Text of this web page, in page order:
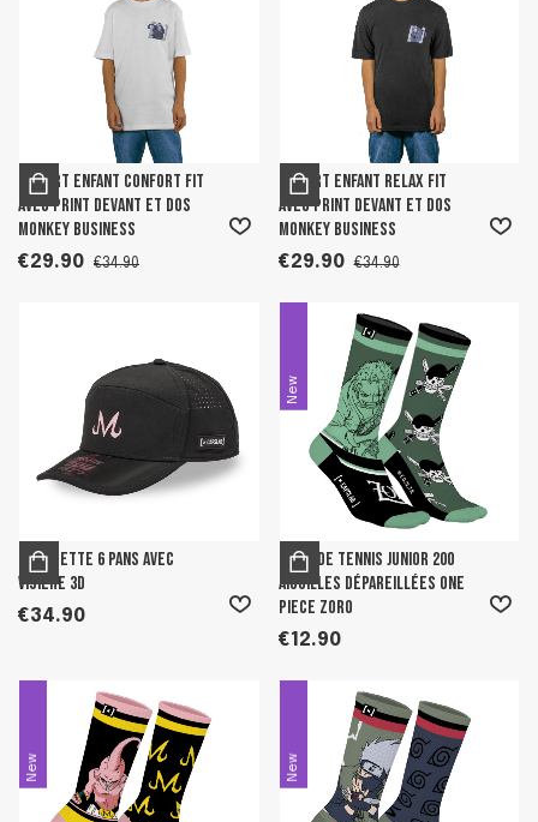
T-shirt enfant confort fit
avec print devant et dos
Monkey Business
€29.90 €34.90
T-shirt enfant relax fit
avec print devant et dos
Monkey Business
€29.90 €34.90
Casquette 6 pans avec
visière 3D
€34.90
New
Paire de Tennis junior 200
aiguilles dépareillées One
Piece Zoro
€12.90
New New